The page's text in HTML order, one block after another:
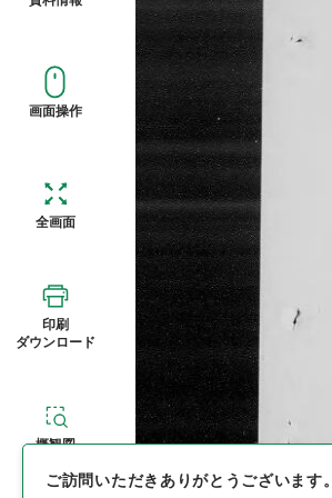
画面操作
全画面
印刷
ダウンロード
概観図
ご訪問いただきありがとうございます。